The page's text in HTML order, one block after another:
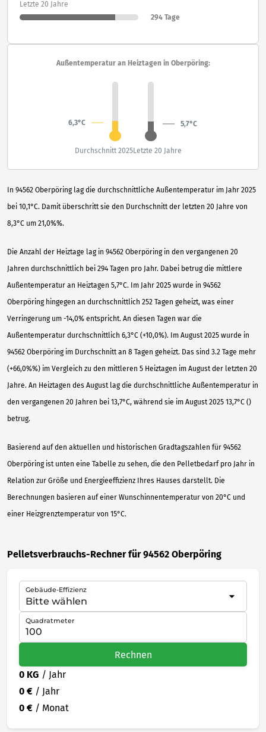
In 94562 Oberpöring lag die durchschnittliche Außentemperatur im Jahr 2025
bei 10,1°C. Damit überschritt sie den Durchschnitt der letzten 20 Jahre von
8,3°C um 21,0%%.
Die Anzahl der Heiztage lag in 94562 Oberpöring in den vergangenen 20
Jahren durchschnittlich bei 294 Tagen pro Jahr. Dabei betrug die mittlere
Außentemperatur an Heiztagen 5,7°C. Im Jahr 2025 wurde in 94562
Oberpöring hingegen an durchschnittlich 252 Tagen geheizt, was einer
Verringerung um -14,0% entspricht. An diesen Tagen war die
Außentemperatur durchschnittlich 6,3°C (+10,0%). Im August 2025 wurde in
94562 Oberpöring im Durchschnitt an 8 Tagen geheizt. Das sind 3.2 Tage mehr
(+66,0%%) im Vergleich zu den mittleren 5 Heiztagen im August der letzten 20
Jahre. An Heiztagen des August lag die durchschnittliche Außentemperatur in
den vergangenen 20 Jahren bei 13,7°C, während sie im August 2025 13,7°C ()
betrug.
Basierend auf den aktuellen und historischen Gradtagszahlen für 94562
Oberpöring ist unten eine Tabelle zu sehen, die den Pelletbedarf pro Jahr in
Relation zur Größe und Energieeffizienz Ihres Hauses darstellt. Die
Berechnungen basieren auf einer Wunschinnentemperatur von 20°C und
einer Heizgrenztemperatur von 15°C.
Letzte 20 Jahre
294 Tage
Außentemperatur an Heiztagen in Oberpöring:
6,3°C 5,7°C
Durchschnitt 2025Letzte 20 Jahre
Pelletsverbrauchs-Rechner für 94562 Oberpöring
Gebäude-Effizienz
Quadratmeter
Rechnen
0 KG / Jahr
0 € / Jahr
0 € / Monat